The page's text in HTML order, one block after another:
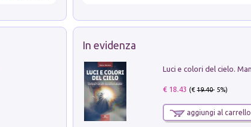
In evidenza
€ 18.43 (€19.40- 5%)
aggiungi al carrello